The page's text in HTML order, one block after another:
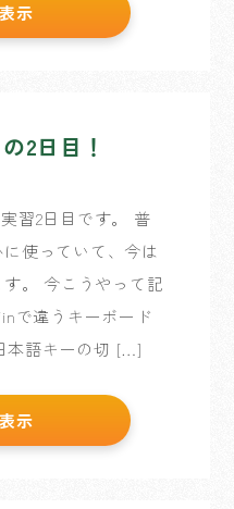
示
2日目！
習2日目です。 普
使っていて、今は
。 今こうやって記
で違うキーボード
本語キーの切 […]
示